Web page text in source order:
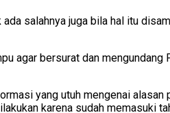
salahnya juga bila hal itu
agar bersurat dan mengundang
yang utuh mengenai alasan
karena sudah memasuki